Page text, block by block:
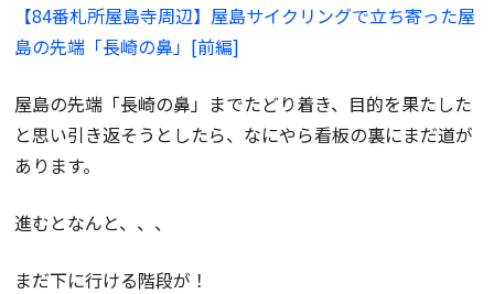
【84番札所屋島寺周辺】屋島サイクリングで立ち寄った屋
島の先端「長崎の鼻」[前編]
屋島の先端「長崎の鼻」までたどり着き、目的を果たした
と思い引き返そうとしたら、なにやら看板の裏にまだ道が
あります。
進むとなんと、、、
まだ下に行ける階段が！